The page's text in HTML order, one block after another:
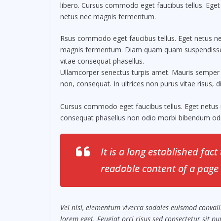
libero. Cursus commodo eget faucibus tellus. Eget
netus nec magnis fermentum.
Rsus commodo eget faucibus tellus. Eget netus
magnis fermentum. Diam quam quam
vitae consequat phasellus.
Ullamcorper senectus turpis amet. Mauris
non, consequat. In ultrices non purus vitae risus,
Cursus commodo eget faucibus tellus. Eget
consequat phasellus non odio morbi bibendum
It is a long established
readable content of a
Vel nisl, elementum viverra sodales euismod
lorem eget. Feugiat orci risus sed consectetur sit